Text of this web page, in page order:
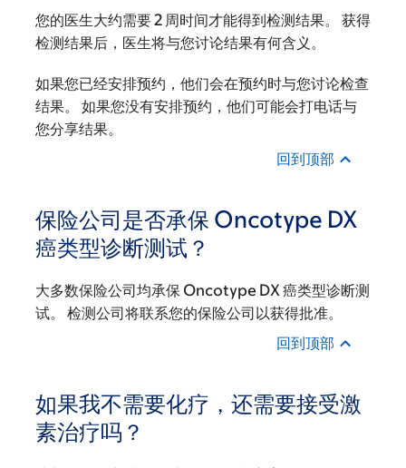
您的医生大约需要 2 周时间才能得到检测结果。 获得
检测结果后，医生将与您讨论结果有何含义。
如果您已经安排预约，他们会在预约时与您讨论检查
结果。 如果您没有安排预约，他们可能会打电话与
您分享结果。
回到顶部
保险公司是否承保 Oncotype DX
癌类型诊断测试？
大多数保险公司均承保 Oncotype DX 癌类型诊断测
试。 检测公司将联系您的保险公司以获得批准。
回到顶部
如果我不需要化疗，还需要接受激
素治疗吗？